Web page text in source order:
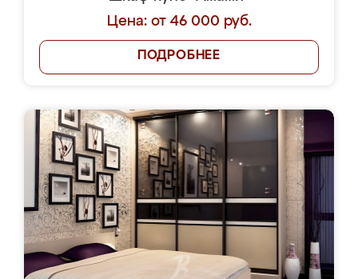
Цена: от 46 000 руб.
ПОДРОБНЕЕ